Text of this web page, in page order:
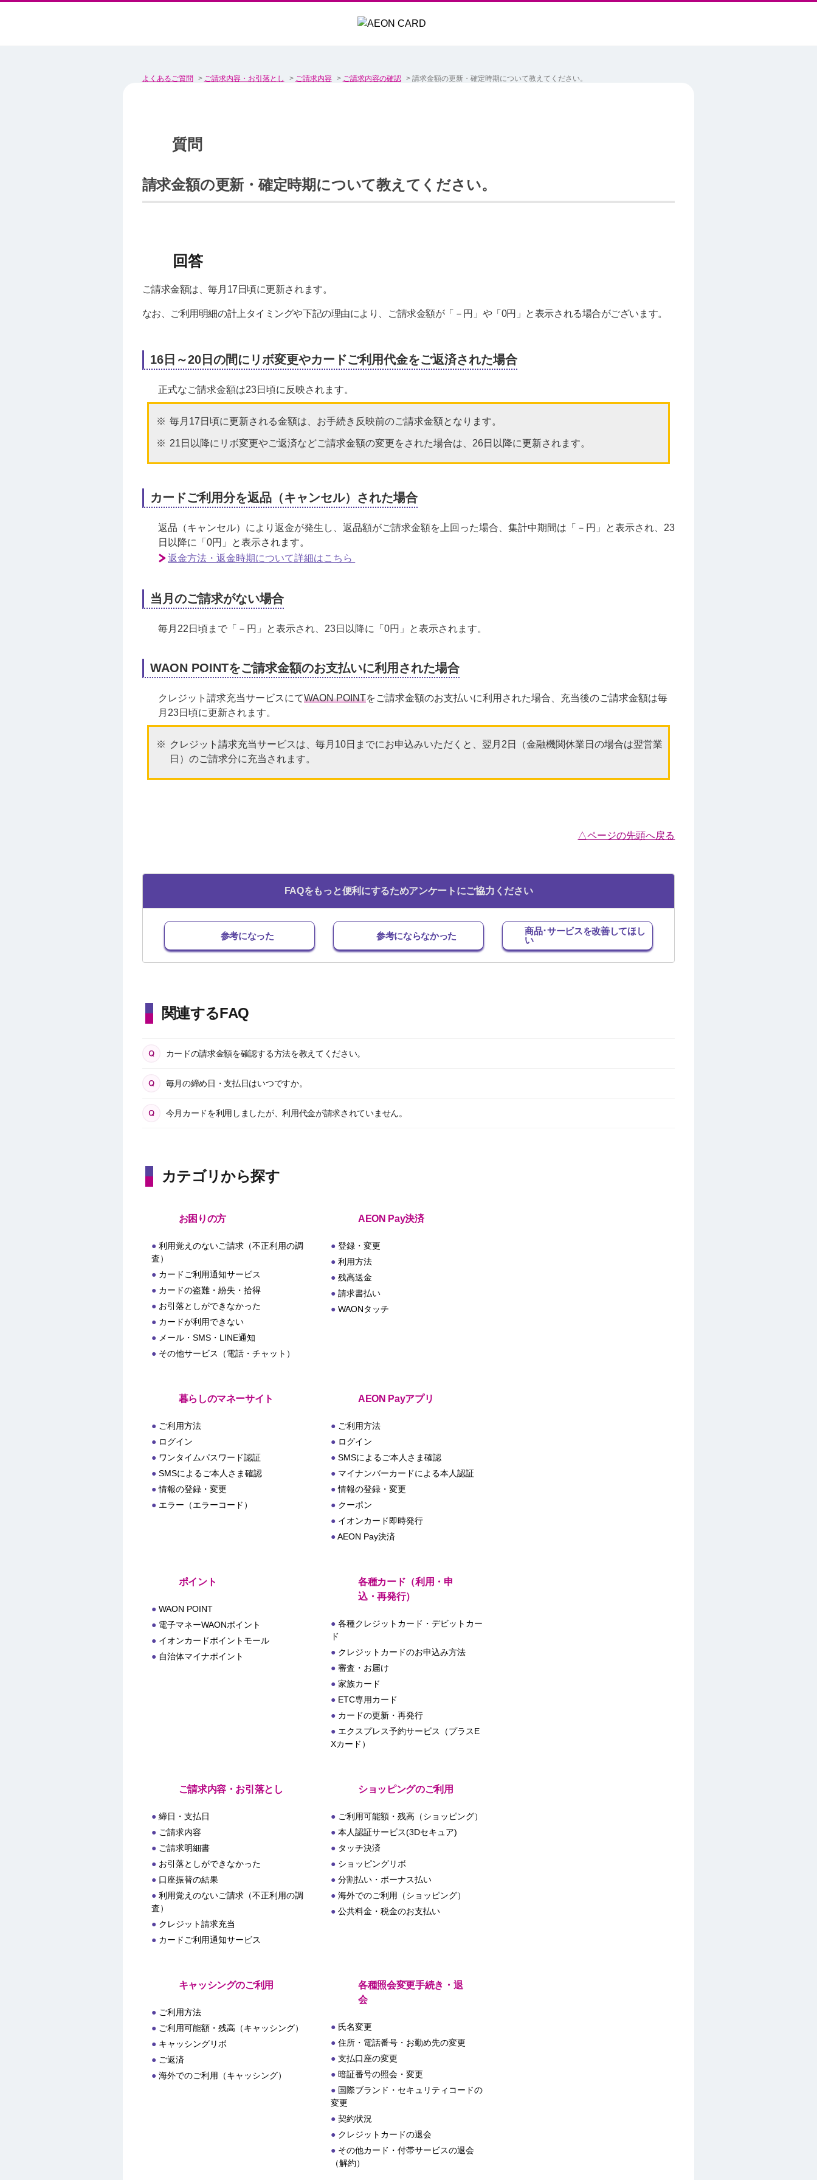
よくあるご質問 > ご請求内容・お引落とし > ご請求内容 > ご請求内容の確認 > 請求金額の更新・確定時期について教えてください。
請求金額の更新・確定時期について教えてください。
ご請求金額は、毎月17日頃に更新されます。
なお、ご利用明細の計上タイミングや下記の理由により、ご請求金額が「－円」や「0円」と表示される場合がございます。
16日～20日の間にリボ変更やカードご利用代金をご返済された場合
正式なご請求金額は23日頃に反映されます。
毎月17日頃に更新される金額は、お手続き反映前のご請求金額となります。
21日以降にリボ変更やご返済などご請求金額の変更をされた場合は、26日以降に更新されます。
カードご利用分を返品（キャンセル）された場合
返品（キャンセル）により返金が発生し、返品額がご請求金額を上回った場合、集計中期間は「－円」と表示され、23
日以降に「0円」と表示されます。
返金方法・返金時期について詳細はこちら
当月のご請求がない場合
毎月22日頃まで「－円」と表示され、23日以降に「0円」と表示されます。
WAON POINTをご請求金額のお支払いに利用された場合
クレジット請求充当サービスにてWAON POINTをご請求金額のお支払いに利用された場合、充当後のご請求金額は毎
月23日頃に更新されます。
クレジット請求充当サービスは、毎月10日までにお申込みいただくと、翌月2日（金融機関休業日の場合は翌営業
日）のご請求分に充当されます。
△ページの先頭へ戻る
FAQをもっと便利にするためアンケートにご協力ください
参考になった 参考にならなかった
商品･サービスを改善してほし
い
関連するFAQ
カードの請求金額を確認する方法を教えてください。
毎月の締め日・支払日はいつですか。
今月カードを利用しましたが、利用代金が請求されていません。
カテゴリから探す
お困りの方
利用覚えのないご請求（不正利用の調
査）
カードご利用通知サービス
カードの盗難・紛失・拾得
お引落としができなかった
カードが利用できない
メール・SMS・LINE通知
その他サービス（電話・チャット）
AEON Pay決済
登録・変更
利用方法
残高送金
請求書払い
WAONタッチ
暮らしのマネーサイト
ご利用方法
ログイン
ワンタイムパスワード認証
SMSによるご本人さま確認
情報の登録・変更
エラー（エラーコード）
AEON Payアプリ
ご利用方法
ログイン
SMSによるご本人さま確認
マイナンバーカードによる本人認証
情報の登録・変更
クーポン
イオンカード即時発行
AEON Pay決済
ポイント
WAON POINT
電子マネーWAONポイント
イオンカードポイントモール
自治体マイナポイント
各種カード（利用・申
込・再発行）
各種クレジットカード・デビットカー
ド
クレジットカードのお申込み方法
審査・お届け
家族カード
ETC専用カード
カードの更新・再発行
エクスプレス予約サービス（プラスE
Xカード）
ご請求内容・お引落とし
締日・支払日
ご請求内容
ご請求明細書
お引落としができなかった
口座振替の結果
利用覚えのないご請求（不正利用の調
査）
クレジット請求充当
カードご利用通知サービス
ショッピングのご利用
ご利用可能額・残高（ショッピング）
本人認証サービス(3Dセキュア)
タッチ決済
ショッピングリボ
分割払い・ボーナス払い
海外でのご利用（ショッピング）
公共料金・税金のお支払い
キャッシングのご利用
ご利用方法
ご利用可能額・残高（キャッシング）
キャッシングリボ
ご返済
海外でのご利用（キャッシング）
各種照会変更手続き・退
会
氏名変更
住所・電話番号・お勤め先の変更
支払口座の変更
暗証番号の照会・変更
国際ブランド・セキュリティコードの
変更
契約状況
クレジットカードの退会
その他カード・付帯サービスの退会
（解約）